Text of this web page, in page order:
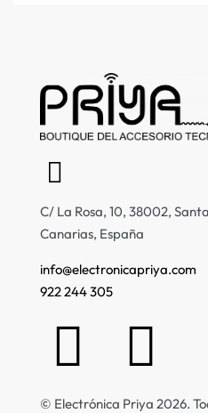
C/ La Rosa, 10, 38002,
Canarias, España
info@electronicapriya.com
922 244 305
© Electrónica Priya 2026.